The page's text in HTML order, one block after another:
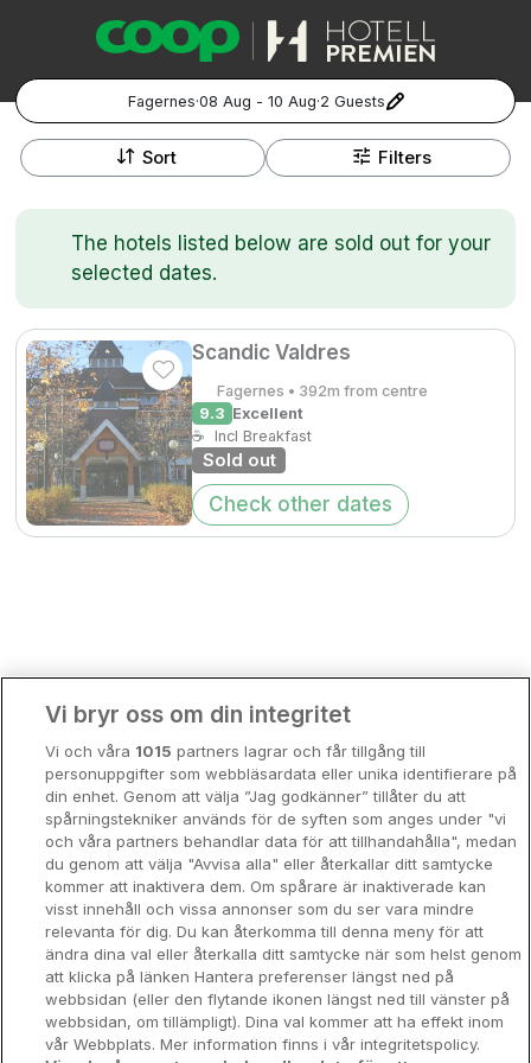
Fagernes·08 Aug - 10 Aug·2 Guests
Popular Destinations:
Stockholm
Göteborg
Malmö
Hela Norge
Oslo
Sort Filters
+
−
The hotels listed below are sold out for your
selected dates.
Scandic Valdres
Fagernes • 392m from centre
9.3 Excellent
☕
Incl Breakfast
Sold out
Check other dates
Gift VouchersCoop.seManage Preferences
Registrera ditt hotell
Hotellweekend
Familjerum
Storstadsweekend
Hotellrum under 995 kr
Spahotell
Sydsverige
Om Hotellpremien
Nya hotell
Stadsweekend
Vi bryr oss om din integritet
Vi och våra 1015 partners lagrar och får tillgång till
personuppgifter som webbläsardata eller unika identifierare på
din enhet. Genom att välja ”Jag godkänner” tillåter du att
spårningstekniker används för de syften som anges under "vi
och våra partners behandlar data för att tillhandahålla", medan
du genom att välja "Avvisa alla" eller återkallar ditt samtycke
kommer att inaktivera dem. Om spårare är inaktiverade kan
visst innehåll och vissa annonser som du ser vara mindre
relevanta för dig. Du kan återkomma till denna meny för att
ändra dina val eller återkalla ditt samtycke när som helst genom
att klicka på länken Hantera preferenser längst ned på
webbsidan (eller den flytande ikonen längst ned till vänster på
webbsidan, om tillämpligt). Dina val kommer att ha effekt inom
vår Webbplats. Mer information finns i vår integritetspolicy.